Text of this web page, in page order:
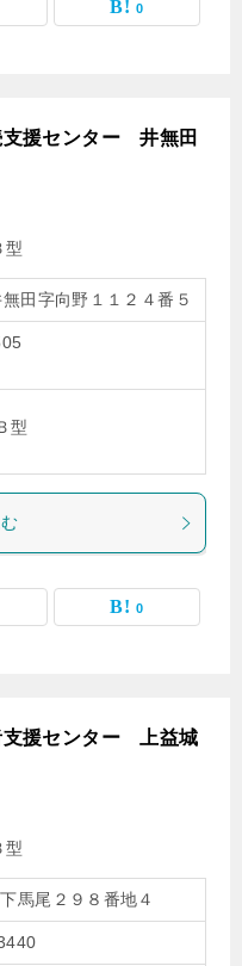
0
支援センター 井無田
型
無田字向野１１２４番５
型
0
支援センター 上益城
型
馬尾２９８番地４